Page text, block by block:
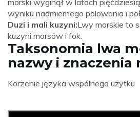
morski wyginął w latach
wyniku nadmiernego polowania i
Duzi i mali kuzyni:Lwy morskie to
kuzyni morsów i fok.
Taksonomia lwa
nazwy i znaczenia
Korzenie języka wspólnego użytku